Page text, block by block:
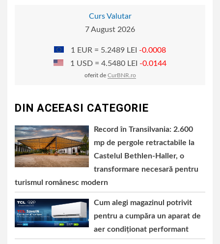
Curs Valutar
7 August 2026
1 EUR = 5.2489 LEI -0.0008
1 USD = 4.5480 LEI -0.0144
oferit de CurBNR.ro
DIN ACEEASI CATEGORIE
Record în Transilvania: 2.600
mp de pergole retractabile la
Castelul Bethlen-Haller, o
transformare necesară pentru
turismul românesc modern
Cum alegi magazinul potrivit
pentru a cumpăra un aparat de
aer condiționat performant